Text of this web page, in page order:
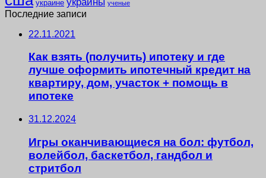
украине ученые
Последние записи
22.11.2021
Как взять (получить) ипотеку и где
лучше оформить ипотечный кредит на
квартиру, дом, участок + помощь в
ипотеке
31.12.2024
Игры оканчивающиеся на бол: футбол,
волейбол, баскетбол, гандбол и
стритбол